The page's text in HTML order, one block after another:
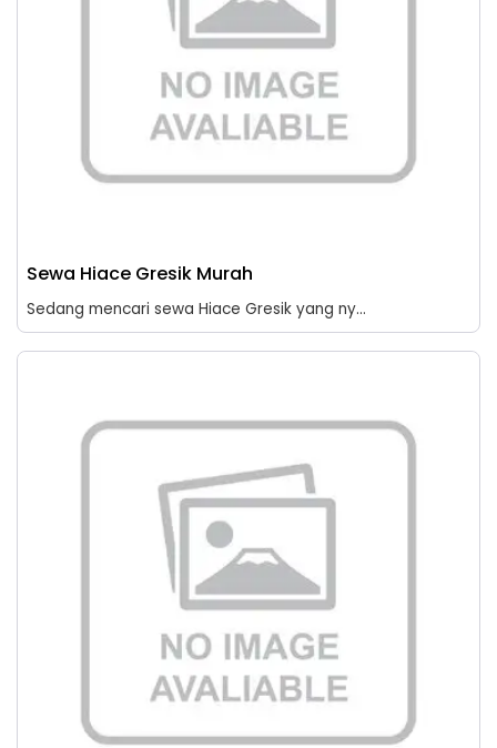
Sewa Hiace Gresik Murah
Sedang mencari sewa Hiace Gresik yang ny...